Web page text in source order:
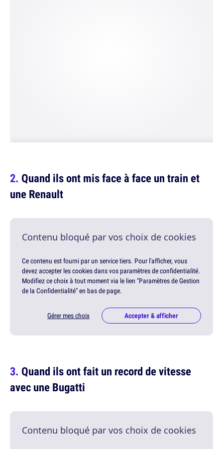
Quand ils ont mis face à face un train et
une Renault
Contenu bloqué par vos choix de cookies
Ce contenu est fourni par un service tiers. Pour l'afficher, vous
devez accepter les cookies dans vos paramètres de confidentialité.
Modifiez ce choix à tout moment via le lien "Paramètres de Gestion
de la Confidentialité" en bas de page.
Gérer mes choix Accepter & afficher
Quand ils ont fait un record de vitesse
avec une Bugatti
Contenu bloqué par vos choix de cookies